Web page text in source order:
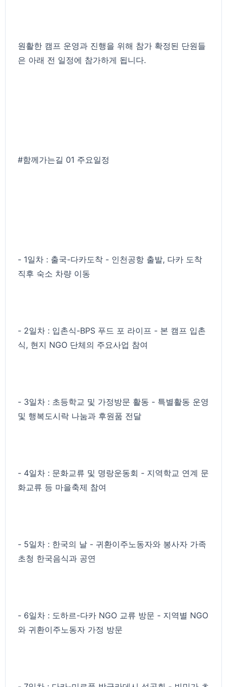
원활한 캠프 운영과 진행을 위해 참가 확정된 단원들
은 아래 전 일정에 참가하게 됩니다.
#함께가는길 01 주요일정
- 1일차 : 출국-다카도착 - 인천공항 출발, 다카 도착
직후 숙소 차량 이동
- 2일차 : 입촌식-BPS 푸드 포 라이프 - 본 캠프 입촌
식, 현지 NGO 단체의 주요사업 참여
- 3일차 : 초등학교 및 가정방문 활동 - 특별활동 운영
및 행복도시락 나눔과 후원품 전달
- 4일차 : 문화교류 및 명랑운동회 - 지역학교 연계 문
화교류 등 마을축제 참여
- 5일차 : 한국의 날 - 귀환이주노동자와 봉사자 가족
초청 한국음식과 공연
- 6일차 : 도하르-다카 NGO 교류 방문 - 지역별 NGO
와 귀환이주노동자 가정 방문